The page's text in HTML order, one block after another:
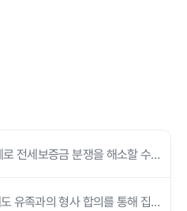
전세보증금 분쟁을 해소할 수
유족과의 형사 합의를 통해 집행